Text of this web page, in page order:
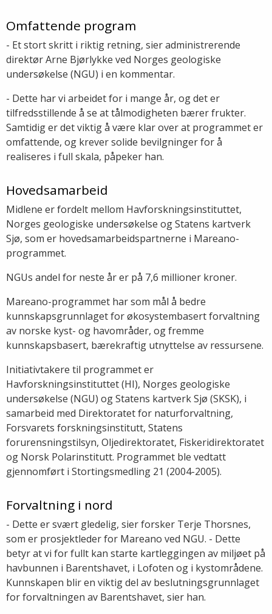
Omfattende program
- Et stort skritt i riktig retning, sier administrerende
direktør Arne Bjørlykke ved Norges geologiske
undersøkelse (NGU) i en kommentar.
- Dette har vi arbeidet for i mange år, og det er
tilfredsstillende å se at tålmodigheten bærer frukter.
Samtidig er det viktig å være klar over at programmet er
omfattende, og krever solide bevilgninger for å
realiseres i full skala, påpeker han.
Hovedsamarbeid
Midlene er fordelt mellom Havforskningsinstituttet,
Norges geologiske undersøkelse og Statens kartverk
Sjø, som er hovedsamarbeidspartnerne i Mareano-
programmet.
NGUs andel for neste år er på 7,6 millioner kroner.
Mareano-programmet har som mål å bedre
kunnskapsgrunnlaget for økosystembasert forvaltning
av norske kyst- og havområder, og fremme
kunnskapsbasert, bærekraftig utnyttelse av ressursene.
Initiativtakere til programmet er
Havforskningsinstituttet (HI), Norges geologiske
undersøkelse (NGU) og Statens kartverk Sjø (SKSK), i
samarbeid med Direktoratet for naturforvaltning,
Forsvarets forskningsinstitutt, Statens
forurensningstilsyn, Oljedirektoratet, Fiskeridirektoratet
og Norsk Polarinstitutt. Programmet ble vedtatt
gjennomført i Stortingsmedling 21 (2004-2005).
Forvaltning i nord
- Dette er svært gledelig, sier forsker Terje Thorsnes,
som er prosjektleder for Mareano ved NGU. - Dette
betyr at vi for fullt kan starte kartleggingen av miljøet på
havbunnen i Barentshavet, i Lofoten og i kystområdene.
Kunnskapen blir en viktig del av beslutningsgrunnlaget
for forvaltningen av Barentshavet, sier han.